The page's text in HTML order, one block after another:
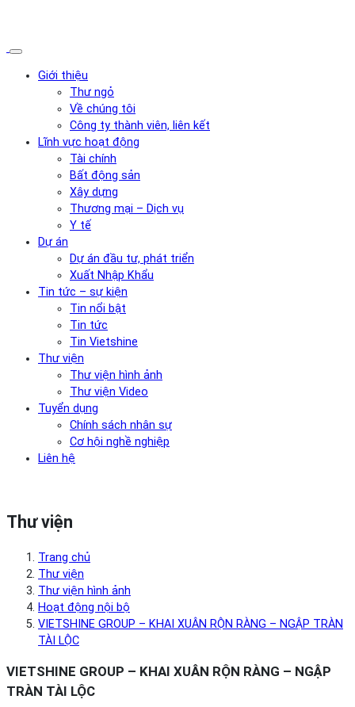
Giới thiệu
Thư ngỏ
Về chúng tôi
Công ty thành viên, liên kết
Lĩnh vực hoạt động
Tài chính
Bất động sản
Xây dựng
Thương mại – Dịch vụ
Y tế
Dự án
Dự án đầu tư, phát triển
Xuất Nhập Khẩu
Tin tức – sự kiện
Tin nổi bật
Tin tức
Tin Vietshine
Thư viện
Thư viện hình ảnh
Thư viện Video
Tuyển dụng
Chính sách nhân sự
Cơ hội nghề nghiệp
Liên hệ
Thư viện
Trang chủ
Thư viện
Thư viện hình ảnh
Hoạt động nội bộ
VIETSHINE GROUP – KHAI XUÂN RỘN RÀNG – NGẬP TRÀN
TÀI LỘC
VIETSHINE GROUP – KHAI XUÂN RỘN RÀNG – NGẬP
TRÀN TÀI LỘC